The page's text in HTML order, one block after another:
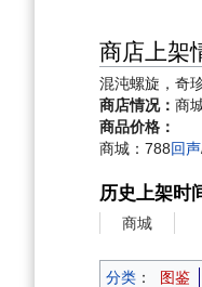
商店上架
混沌螺旋，奇
商店情况： 商
商品价格：
商城：788回声
历史上架时
商城
分类 ： 图鉴